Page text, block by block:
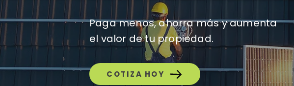
Paga menos, ahorra más y aumenta
el valor de tu propiedad.
COTIZA HOY